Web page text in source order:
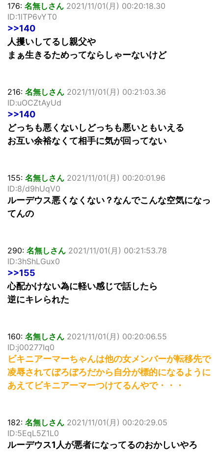
176: 名無しさん 2021/11/01(月) 00:20:18.30
ID:1lTP6vYT0
>>140
人攫いしてるし親父や
まぁ生きるためってならしゃーないけど
216: 名無しさん 2021/11/01(月) 00:21:03.36
ID:uOCZtAyUd
>>140
どっちも悪くないしどっちも悪いともいえる
お互い余裕なくて相手に気が回ってない
155: 名無しさん 2021/11/01(月) 00:20:01.96
ID:8/d9hUqV0
ルーデウス悪くなくない？なんでこんな空気になっ
てんの
290: 名無しさん 2021/11/01(月) 00:21:53.78
ID:3hShLGux0
>>155
心配かけない為に軽い感じで話したら
逆にキレられた
160: 名無しさん 2021/11/01(月) 00:20:06.55
ID:j00277Iq0
ビキニアーマーちゃんは他の女メンバーが転移先で
凌辱されてぼろぼろだから自分が標的になるように
あえてビキニアーマーつけてるんやで・・・
182: 名無しさん 2021/11/01(月) 00:20:29.05
ID:5EqL5Z1L0
ルーデウス1人が悪者になってるのおかしいやろ